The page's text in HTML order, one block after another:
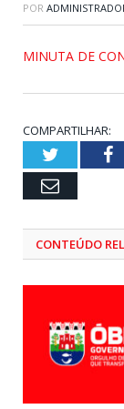
POR
MINUTA DE
COMPARTILHAR:
Twitter
Email
CONTEÚDO